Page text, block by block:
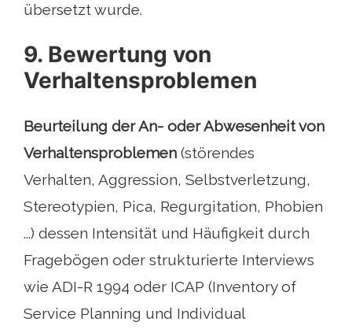
übersetzt wurde.
9. Bewertung von
Verhaltensproblemen
Beurteilung der An- oder Abwesenheit von
Verhaltensproblemen (störendes
Verhalten, Aggression, Selbstverletzung,
Stereotypien, Pica, Regurgitation, Phobien
...) dessen Intensität und Häufigkeit durch
Fragebögen oder strukturierte Interviews
wie ADI-R 1994 oder ICAP (Inventory of
Service Planning und Individual